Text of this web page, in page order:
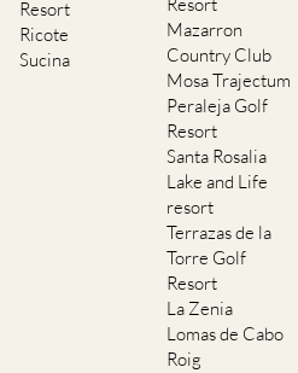
Resort
Ricote
Sucina
Resort
Mazarron
Country Club
Mosa Trajectum
Peraleja Golf
Resort
Santa Rosalia
Lake and Life
resort
Terrazas de la
Torre Golf
Resort
La Zenia
Lomas de Cabo
Roig